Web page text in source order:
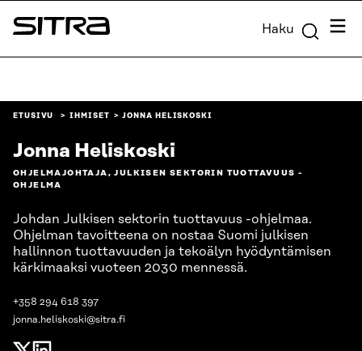
Siirry
suoraan
Sitra Haku
ETUSIVU IHMISET JONNA HELISKOSKI
Jonna Heliskoski
OHJELMAJOHTAJA, JULKISEN SEKTORIN TUOTTAVUUS -
OHJELMA
Johdan Julkisen sektorin tuottavuus -ohjelmaa.
Ohjelman tavoitteena on nostaa Suomi julkisen
hallinnon tuottavuuden ja tekoälyn hyödyntämisen
kärkimaaksi vuoteen 2030 mennessä.
+358 294 618 397
jonna.heliskoski@sitra.fi